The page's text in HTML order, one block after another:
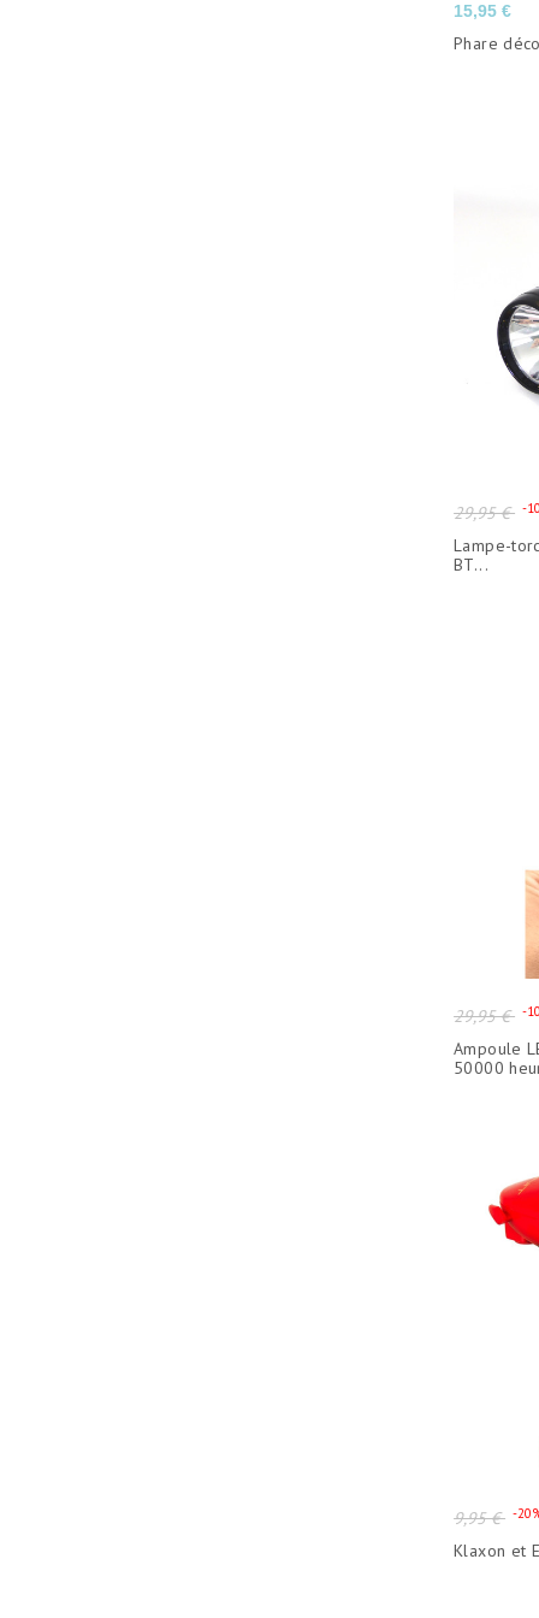
Prix
15,95 €
Phare
Prix
de
base
29,95 € -
Lampe-
BT...
Prix
de
base
29,95 € -
Ampoule
50000
Prix
de
base
9,95 € -
Klaxon et